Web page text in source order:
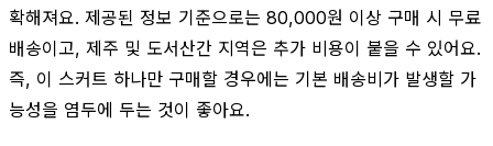
확해져요. 제공된 정보 기준으로는 80,000원 이상 구매 시 무료
배송이고, 제주 및 도서산간 지역은 추가 비용이 붙을 수 있어요.
즉, 이 스커트 하나만 구매할 경우에는 기본 배송비가 발생할 가
능성을 염두에 두는 것이 좋아요.